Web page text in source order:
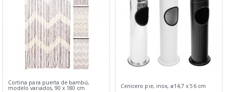
Cortina para puerta de bambú,
modelo variados, 90 x 180 cm Cenicero pie, inox, ø14,7 x 56 cm